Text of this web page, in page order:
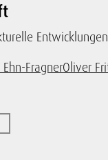
FragnerOliver